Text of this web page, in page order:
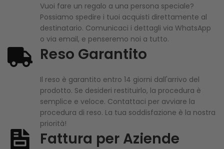
Vuoi fare un regalo a una persona speciale?
Possiamo spedire i tuoi acquisti direttamente al
destinatario. Comunicaci i dettagli via WhatsApp
o via email, e penseremo noi a tutto.
Reso Garantito
Il reso è garantito entro 14 giorni dall'arrivo del
prodotto. Se desideri restituirlo, la procedura è
semplice e veloce. Contattaci per avviare la
procedura di reso. La tua soddisfazione è la nostra
priorità!
Fattura per Aziende